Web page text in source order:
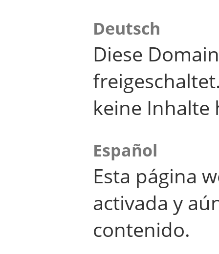
Deutsch
Diese
keine Inhalte
Español
Esta página
activada y
contenido.